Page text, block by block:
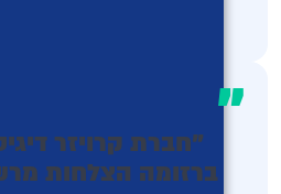
" "חברת קרויזר
ברזומה הצלחות